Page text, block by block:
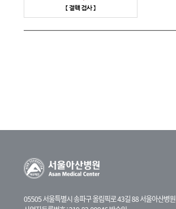
05505 서울특별시 송파구 올림픽로 43길 88 서울아산병원